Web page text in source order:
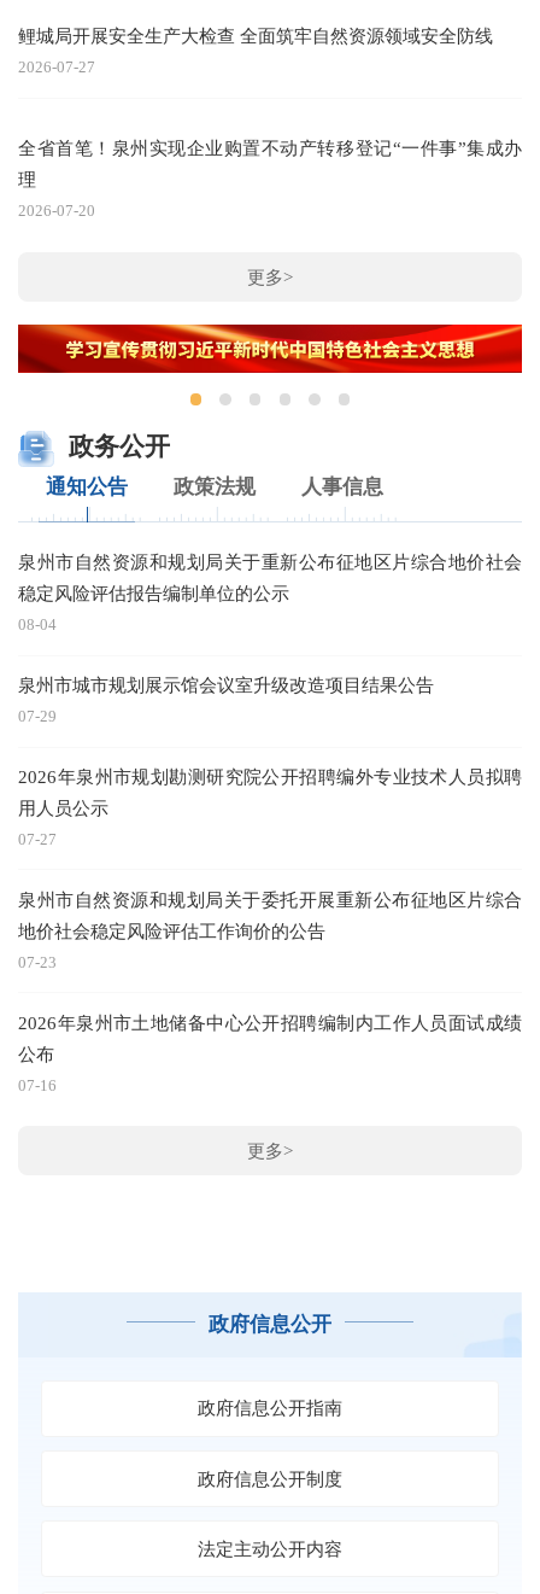
鲤城局开展安全生产大检查 全面筑牢自然资源领域安全防线
2026-07-27
全省首笔！泉州实现企业购置不动产转移登记“一件事”集成办
理
2026-07-20
更多>
政务公开
通知公告 政策法规 人事信息
泉州市自然资源和规划局关于重新公布征地区片综合地价社会
稳定风险评估报告编制单位的公示
08-04
泉州市城市规划展示馆会议室升级改造项目结果公告
07-29
2026年泉州市规划勘测研究院公开招聘编外专业技术人员拟聘
用人员公示
07-27
泉州市自然资源和规划局关于委托开展重新公布征地区片综合
地价社会稳定风险评估工作询价的公告
07-23
2026年泉州市土地储备中心公开招聘编制内工作人员面试成绩
公布
07-16
更多>
政府信息公开
政府信息公开指南
政府信息公开制度
法定主动公开内容